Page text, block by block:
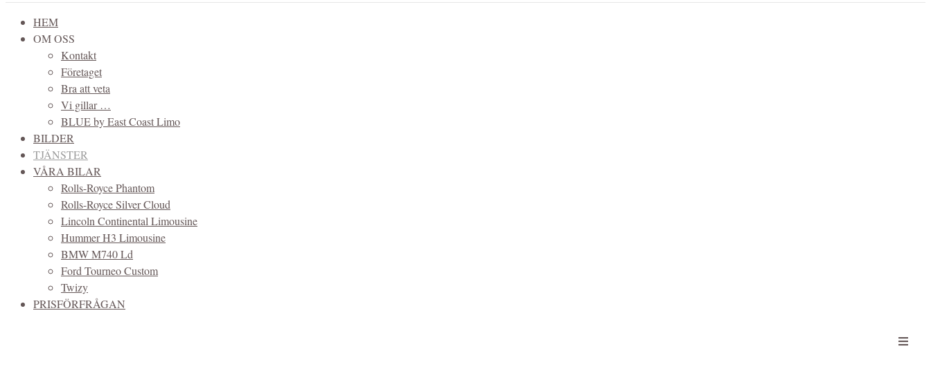
HEM
OM OSS
Kontakt
Företaget
Bra att veta
Vi gillar …
BLUE by East Coast Limo
BILDER
TJÄNSTER
VÅRA BILAR
Rolls-Royce Phantom
Rolls-Royce Silver Cloud
Lincoln Continental Limousine
Hummer H3 Limousine
BMW M740 Ld
Ford Tourneo Custom
Twizy
PRISFÖRFRÅGAN